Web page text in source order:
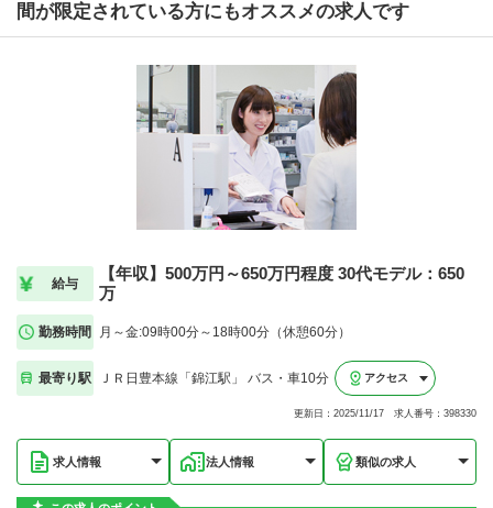
間が限定されている方にもオススメの求人です
給与
【年収】500万円～650万円程度 30代モデル：650
万
勤務時間 月～金:09時00分～18時00分（休憩60分）
最寄り駅 ＪＲ日豊本線「錦江駅」 バス・車10分 アクセス
更新日：2025/11/17 求人番号：398330
求人情報 法人情報 類似の求人